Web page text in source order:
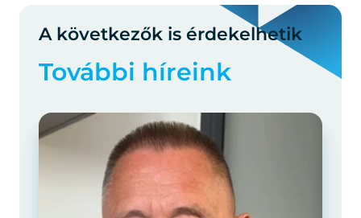
A következők is érdekelhetik
További híreink